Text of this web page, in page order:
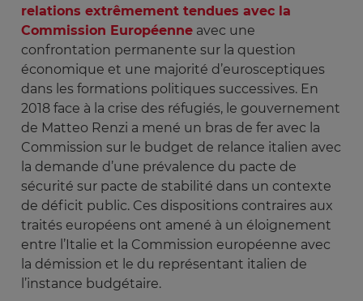
relations extrêmement tendues avec la
Commission Européenne avec une
confrontation permanente sur la question
économique et une majorité d’eurosceptiques
dans les formations politiques successives. En
2018 face à la crise des réfugiés, le gouvernement
de Matteo Renzi a mené un bras de fer avec la
Commission sur le budget de relance italien avec
la demande d’une prévalence du pacte de
sécurité sur pacte de stabilité dans un contexte
de déficit public. Ces dispositions contraires aux
traités européens ont amené à un éloignement
entre l’Italie et la Commission européenne avec
la démission et le du représentant italien de
l’instance budgétaire.